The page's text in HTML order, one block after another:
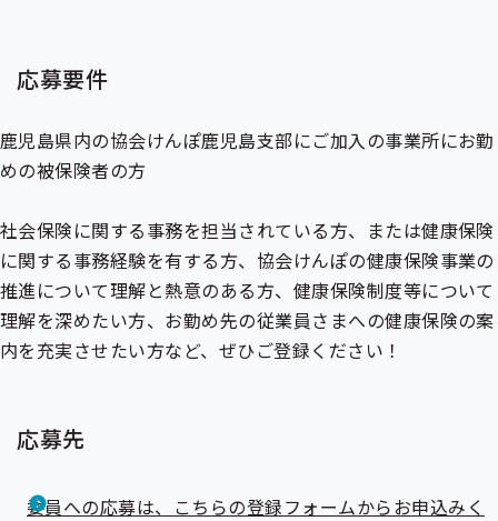
応募要件
鹿児島県内の協会けんぽ鹿児島支部にご加入の事業所にお勤
めの被保険者の方
社会保険に関する事務を担当されている方、または健康保険
に関する事務経験を有する方、協会けんぽの健康保険事業の
推進について理解と熱意のある方、健康保険制度等について
理解を深めたい方、お勤め先の従業員さまへの健康保険の案
内を充実させたい方など、ぜひご登録ください！
応募先
委員への応募は、こちらの登録フォームからお申込みく